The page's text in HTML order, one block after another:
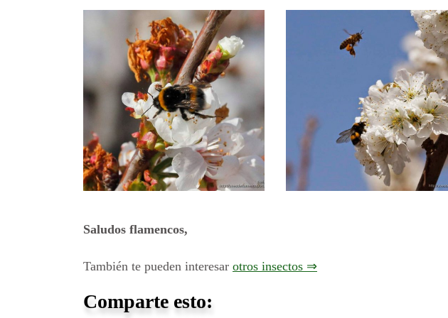
Saludos flamencos,
También te pueden interesar otros insectos ⇒
Comparte esto: